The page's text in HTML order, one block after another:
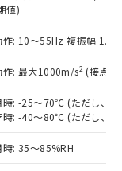
値)
作: 10～55Hz 複振幅
作: 最大1000m/s2 (接点
時: -25～70℃ (ただし、氷
時: -40～80℃ (ただし、氷
時: 35～85%RH
結果は、
社内デー
あり、閲
および標
ことをご
格はお客
担当のオ
販売員に
。
以下、 カド
チルヘキシ
タル酸ブチ
酸ジブチル
チル
器に対する
へお問
Cd(カドミウ
化ビフェ
ニルエーテ
フタル酸ジ
ルベンジ
1000ppm
る商品
を輸出
は、日本
務取引許
合は、完
出されな
。
ミサイ
庫あり